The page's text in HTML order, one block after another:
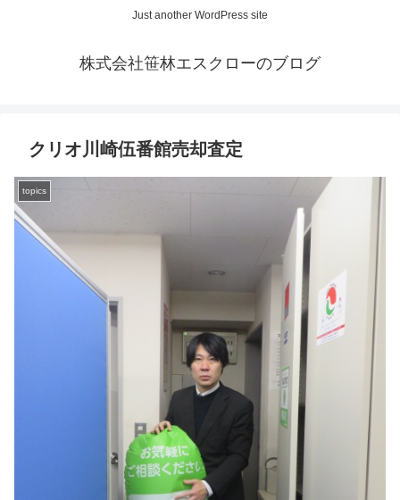
Just another WordPress site
株式会社笹林エスクローのブログ
クリオ川崎伍番館売却査定
topics